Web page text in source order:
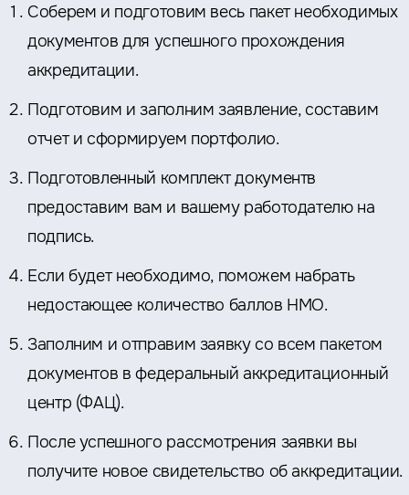
Соберем и подготовим весь пакет необходимых
документов для успешного прохождения
аккредитации.
Подготовим и заполним заявление, составим
отчет и сформируем портфолио.
Подготовленный комплект документв
предоставим вам и вашему работодателю на
подпись.
Если будет необходимо, поможем набрать
недостающее количество баллов НМО.
Заполним и отправим заявку со всем пакетом
документов в федеральный аккредитационный
центр (ФАЦ).
После успешного рассмотрения заявки вы
получите новое свидетельство об аккредитации.